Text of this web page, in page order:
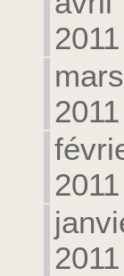
2011
mars
2011
2011
2011